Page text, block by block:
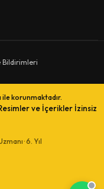
Bildirimleri
korunmaktadır.
ve İçerikler İzinsiz
· 6. Yıl